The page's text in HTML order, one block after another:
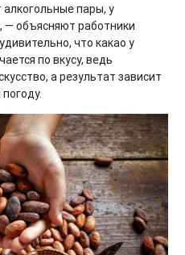
пары, у
— объясняют работники
что какао у
по вкусу, ведь
а результат зависит